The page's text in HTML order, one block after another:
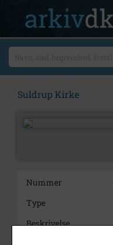
Suldrup Kirke
Nummer
Type
Beskrivelse